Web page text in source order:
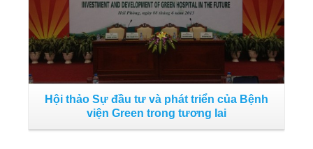
Hội thảo Sự đầu tư và phát triển của Bệnh
viện Green trong tương lai